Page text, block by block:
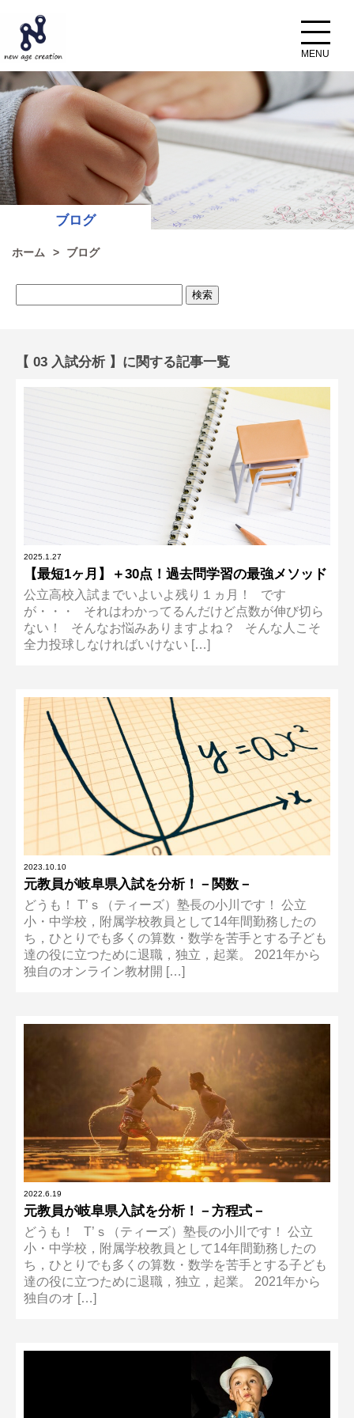
ブログ
ホーム ブログ
索:
【 03 入試分析 】に関する記事一覧
2025.1.27
【最短1ヶ月】＋30点！過去問学習の最強メソッド
公立高校入試までいよいよ残り１ヵ月！ です
が・・・ それはわかってるんだけど点数が伸び切ら
ない！ そんなお悩みありますよね？ そんな人こそ
全力投球しなければいけない […]
2023.10.10
元教員が岐阜県入試を分析！－関数－
どうも！ T’ｓ（ティーズ）塾長の小川です！ 公立
小・中学校，附属学校教員として14年間勤務したの
ち，ひとりでも多くの算数・数学を苦手とする子ども
達の役に立つために退職，独立，起業。 2021年から
独自のオンライン教材開 […]
2022.6.19
元教員が岐阜県入試を分析！－方程式－
どうも！ T’ｓ（ティーズ）塾長の小川です！ 公立
小・中学校，附属学校教員として14年間勤務したの
ち，ひとりでも多くの算数・数学を苦手とする子ども
達の役に立つために退職，独立，起業。 2021年から
独自のオ […]